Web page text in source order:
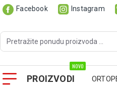
Facebook Instagram
PROIZVODI
NOVO